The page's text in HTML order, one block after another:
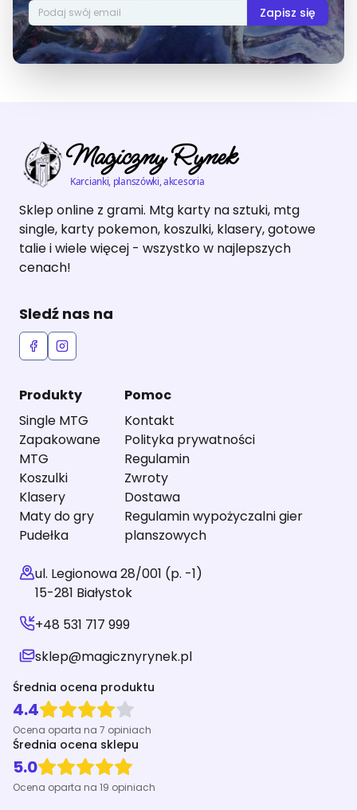
Zapisz się
Magiczny Rynek
Karcianki, planszówki, akcesoria
Sklep online z grami. Mtg karty na sztuki, mtg
single, karty pokemon, koszulki, klasery, gotowe
talie i wiele więcej - wszystko w najlepszych
cenach!
Sledź nas na
Produkty
Single MTG
Zapakowane
MTG
Koszulki
Klasery
Maty do gry
Pudełka
Pomoc
Kontakt
Polityka prywatności
Regulamin
Zwroty
Dostawa
Regulamin wypożyczalni gier
planszowych
ul. Legionowa 28/001 (p. -1)
15-281 Białystok
+48 531 717 999
sklep@magicznyrynek.pl
Średnia ocena produktu
4.4
Ocena oparta na 7 opiniach
Średnia ocena sklepu
5.0
Ocena oparta na 19 opiniach